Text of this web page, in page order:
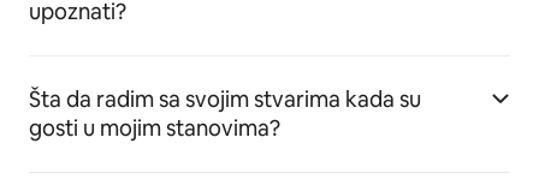
upoznati?
Šta da radim sa svojim stvarima kada su
gosti u mojim stanovima?